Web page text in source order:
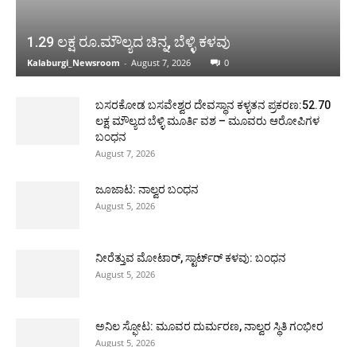
1.29 ಲಕ್ಷ ರೂ.ಮೌಲ್ಯದ ಚಿನ್ನ, ಬೆಳ್ಳಿ ಕಳವು
Kalaburgi_Newsroom - August 7, 2026 0
ಬಸರಕೋಡ ಬಸವೇಶ್ವರ ದೇವಸ್ಥಾನ ಕಳ್ಳತನ ಪ್ರಕರಣ:52.70
ಲಕ್ಷ ಮೌಲ್ಯದ ಬೆಳ್ಳಿ ಮೂರ್ತಿ ವಶ – ಮೂವರು ಆರೋಪಿಗಳ
ಬಂಧನ
August 7, 2026
ಜೂಜಾಟ: ನಾಲ್ವರ ಬಂಧನ
August 5, 2026
ನೀರೆತ್ತುವ ಮೋಟಾರ್, ಸ್ಟಾರ್ಟ್‍ರ್ ಕಳವು: ಬಂಧನ
August 5, 2026
ಅನಿಲ ಸ್ಫೋಟ: ಮೂವರ ದುರ್ಮರಣ, ನಾಲ್ವರ ಸ್ಥಿತಿ ಗಂಭೀರ
August 5, 2026